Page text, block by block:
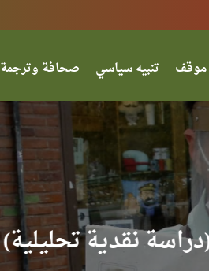
موقف تنبيه سياسي صحافة وترجمة
(تقدير موقف)